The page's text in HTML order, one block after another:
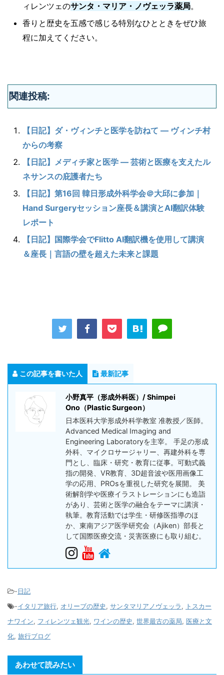
ィレンツェのサンタ・マリア・ノヴェッラ薬局。
香りと歴史を五感で感じる特別なひとときをぜひ旅
程に加えてください。
関連投稿:
【日記】ダ・ヴィンチと医学を訪ねて ― ヴィンチ村
からの考察
【日記】メディチ家と医学 ― 芸術と医療を支えたル
ネサンスの庇護者たち
【日記】第16回 韓日形成外科学会＠大邱に参加｜
Hand Surgeryセッション座長＆講演とAI翻訳体験
レポート
【日記】国際学会でFlitto AI翻訳機を使用して講演
＆座長｜言語の壁を超えた未来と課題
この記事を書いた人 最新記事
小野真平（形成外科医）/ Shimpei
Ono（Plastic Surgeon）
日本医科大学形成外科学教室 准教授／医師。
Advanced Medical Imaging and
Engineering Laboratoryを主宰。 手足の形成
外科、マイクロサージャリー、再建外科を専
門とし、臨床・研究・教育に従事。可動式義
指の開発、VR教育、3D超音波や医用画像工
学の応用、PROsを重視した研究を展開。 美
術解剖学や医療イラストレーションにも造詣
があり、芸術と医学の融合をテーマに講演・
執筆。教育活動では学生・研修医指導のほ
か、東南アジア医学研究会（Ajiken）部長と
して国際医療交流・災害医療にも取り組む。
-日記
-イタリア旅行, オリーブの歴史, サンタマリアノヴェッラ, トスカー
ナワイン, フィレンツェ観光, ワインの歴史, 世界最古の薬局, 医療と文
化, 旅行ブログ
あわせて読みたい